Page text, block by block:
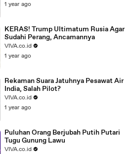
1 year ago
KERAS! Trump Ultimatum Rusia Agar
Sudahi Perang, Ancamannya
VIVA.co.id
1 year ago
Rekaman Suara Jatuhnya Pesawat Air
India, Salah Pilot?
VIVA.co.id
1 year ago
Puluhan Orang Berjubah Putih Putari
Tugu Gunung Lawu
VIVA.co.id